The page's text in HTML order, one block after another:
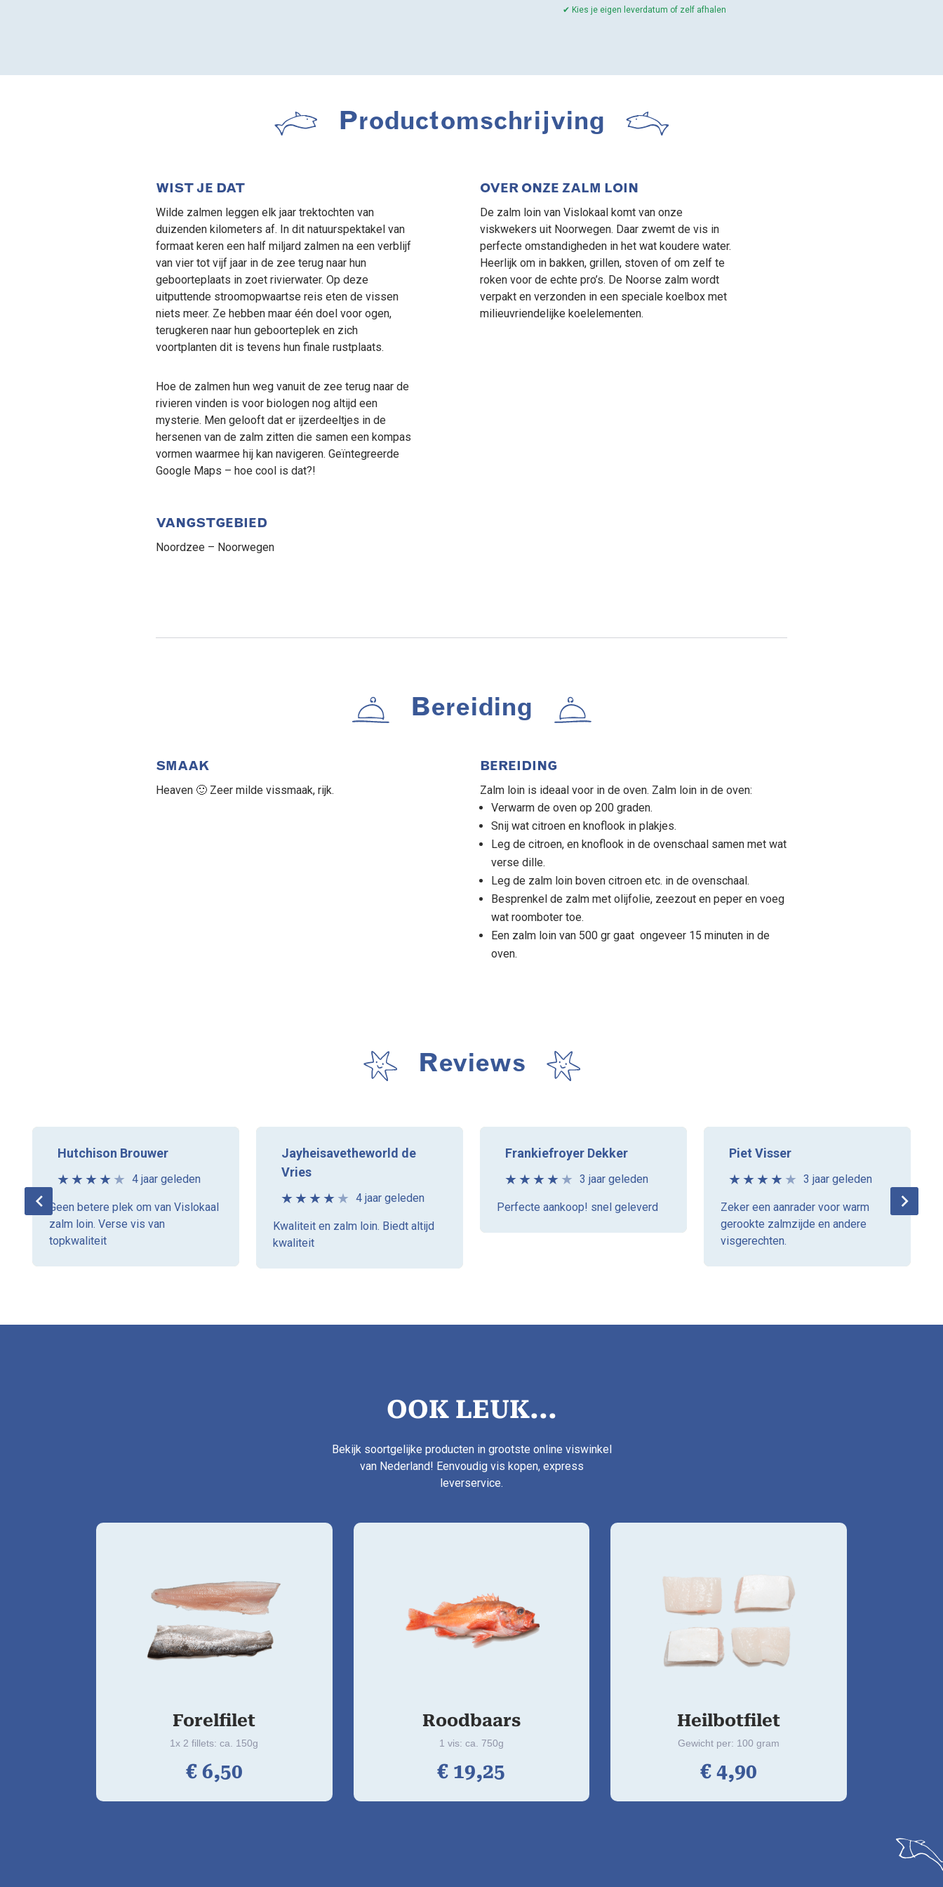
✔ Kies je eigen leverdatum of zelf afhalen
Productomschrijving
WIST JE DAT
Wilde zalmen leggen elk jaar trektochten van
duizenden kilometers af. In dit natuurspektakel van
formaat keren een half miljard zalmen na een verblijf
van vier tot vijf jaar in de zee terug naar hun
geboorteplaats in zoet rivierwater. Op deze
uitputtende stroomopwaartse reis eten de vissen
niets meer. Ze hebben maar één doel voor ogen,
terugkeren naar hun geboorteplek en zich
voortplanten dit is tevens hun finale rustplaats.
Hoe de zalmen hun weg vanuit de zee terug naar de
rivieren vinden is voor biologen nog altijd een
mysterie. Men gelooft dat er ijzerdeeltjes in de
hersenen van de zalm zitten die samen een kompas
vormen waarmee hij kan navigeren. Geïntegreerde
Google Maps – hoe cool is dat?!
VANGSTGEBIED
Noordzee – Noorwegen
OVER ONZE ZALM LOIN
De zalm loin van Vislokaal komt van onze
viskwekers uit Noorwegen. Daar zwemt de vis in
perfecte omstandigheden in het wat koudere water.
Heerlijk om in bakken, grillen, stoven of om zelf te
roken voor de echte pro’s. De Noorse zalm wordt
verpakt en verzonden in een speciale koelbox met
milieuvriendelijke koelelementen.
Bereiding
SMAAK
Heaven 🙂 Zeer milde vissmaak, rijk.
BEREIDING
Zalm loin is ideaal voor in de oven. Zalm loin in de oven:
Verwarm de oven op 200 graden.
Snij wat citroen en knoflook in plakjes.
Leg de citroen, en knoflook in de ovenschaal samen met wat
verse dille.
Leg de zalm loin boven citroen etc. in de ovenschaal.
Besprenkel de zalm met olijfolie, zeezout en peper en voeg
wat roomboter toe.
Een zalm loin van 500 gr gaat ongeveer 15 minuten in de
oven.
Reviews
Hutchison Brouwer
4 jaar geleden
Geen betere plek om van Vislokaal
zalm loin. Verse vis van
topkwaliteit
Jayheisavetheworld de
Vries
4 jaar geleden
Kwaliteit en zalm loin. Biedt altijd
kwaliteit
Frankiefroyer Dekker
3 jaar geleden
Perfecte aankoop! snel geleverd
Piet Visser
3 jaar geleden
Zeker een aanrader voor warm
gerookte zalmzijde en andere
visgerechten.
OOK LEUK...
Bekijk soortgelijke producten in grootste online viswinkel
van Nederland! Eenvoudig vis kopen, express
leverservice.
Forelfilet
1x 2 fillets: ca. 150g
€6,50
Roodbaars
1 vis: ca. 750g
€ 19,25
Heilbotfilet
Gewicht per: 100 gram
€ 4,90